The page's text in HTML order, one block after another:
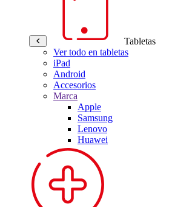
Tabletas
Ver todo en tabletas
iPad
Android
Accesorios
Marca
Apple
Samsung
Lenovo
Huawei